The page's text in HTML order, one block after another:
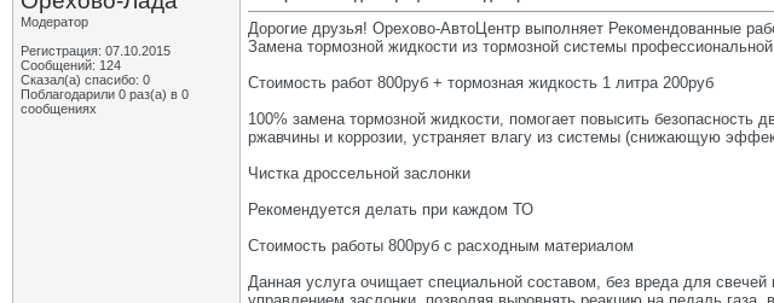
Модератор
Регистрация: 07.10.2015
Сообщений: 124
Сказал(а) спасибо: 0
Поблагодарили 0 раз(а) в 0
сообщениях
Дорогие друзья! Орехово-АвтоЦентр выполняет Рекомендованные
Замена тормозной жидкости из тормозной системы
Стоимость работ 800руб + тормозная жидкость 1 литра 200руб
100% замена тормозной жидкости, помогает повысить безопасность
ржавчины и коррозии, устраняет влагу из системы (снижающую
Чистка дроссельной заслонки
Рекомендуется делать при каждом ТО
Стоимость работы 800руб с расходным материалом
Данная услуга очищает специальной составом, без вреда для